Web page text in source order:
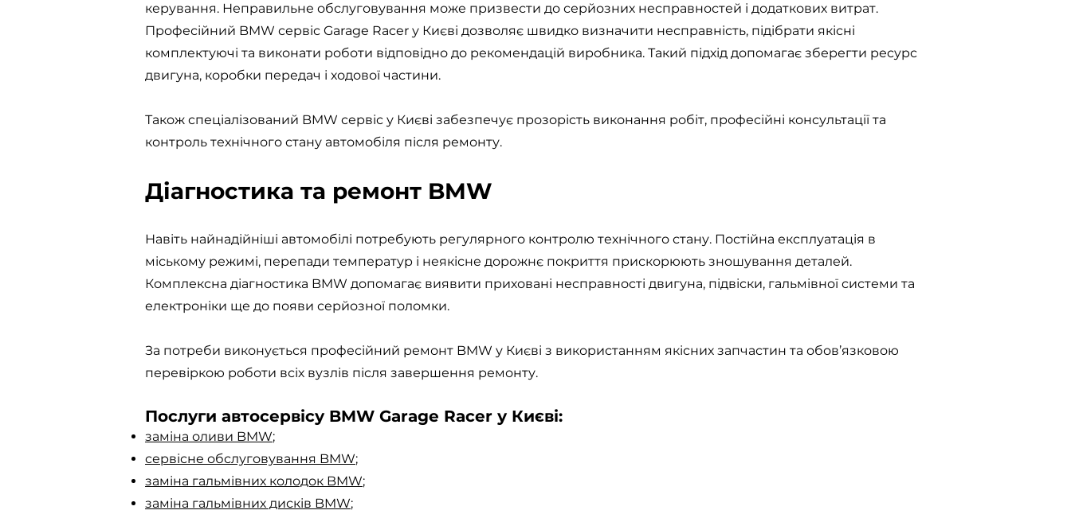
керування. Неправильне обслуговування може призвести до серйозних несправностей і додаткових витрат.
Професійний BMW сервіс Garage Racer у Києві дозволяє швидко визначити несправність, підібрати якісні
комплектуючі та виконати роботи відповідно до рекомендацій виробника. Такий підхід допомагає зберегти ресурс
двигуна, коробки передач і ходової частини.
Також спеціалізований BMW сервіс у Києві забезпечує прозорість виконання робіт, професійні консультації та
контроль технічного стану автомобіля після ремонту.
Діагностика та ремонт BMW
Навіть найнадійніші автомобілі потребують регулярного контролю технічного стану. Постійна експлуатація в
міському режимі, перепади температур і неякісне дорожнє покриття прискорюють зношування деталей.
Комплексна діагностика BMW допомагає виявити приховані несправності двигуна, підвіски, гальмівної системи та
електроніки ще до появи серйозної поломки.
За потреби виконується професійний ремонт BMW у Києві з використанням якісних запчастин та обов’язковою
перевіркою роботи всіх вузлів після завершення ремонту.
Послуги автосервісу BMW Garage Racer у Києві:
заміна оливи BMW;
сервісне обслуговування BMW;
заміна гальмівних колодок BMW;
заміна гальмівних дисків BMW;